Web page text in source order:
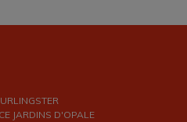
JARDINS D'OPALE